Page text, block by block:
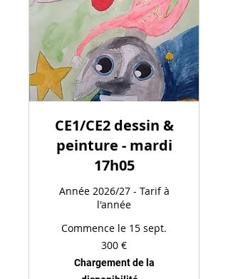
CE1/CE2 dessin &
peinture - mardi
17h05
Année 2026/27 - Tarif à
l'année
Commence le 15 sept.
300 €
Chargement de la